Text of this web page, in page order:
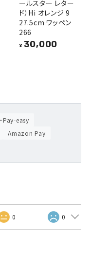
ールスター レター
ド）Hi オレンジ 9
27.5cm ワッペン
266
¥ 30,000
Pay-easy
Amazon Pay
0 0